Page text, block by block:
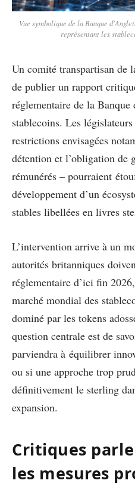
Vue symbolique de la Banque
représentant les
Un comité transpartisan de
de publier un rapport
réglementaire de la Banque
stablecoins. Les
restrictions envisagées
détention et l’obligation de
rémunérés – pourraient
développement d’un
stables libellées en livres
L’intervention arrive à un
autorités britanniques
réglementaire d’ici fin
marché mondial des
dominé par les tokens
question centrale est de
parviendra à équilibrer
ou si une approche trop
définitivement le sterling
expansion.
Critiques
les mesures